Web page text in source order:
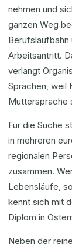
nehmen und
ganzen Weg
Arbeitsantritt.
verlangt
Sprachen, weil
Muttersprache
Für die Suche
in mehreren
regionalen
zusammen.
Lebensläufe,
kennt sich mit
Diplom in
Neben der